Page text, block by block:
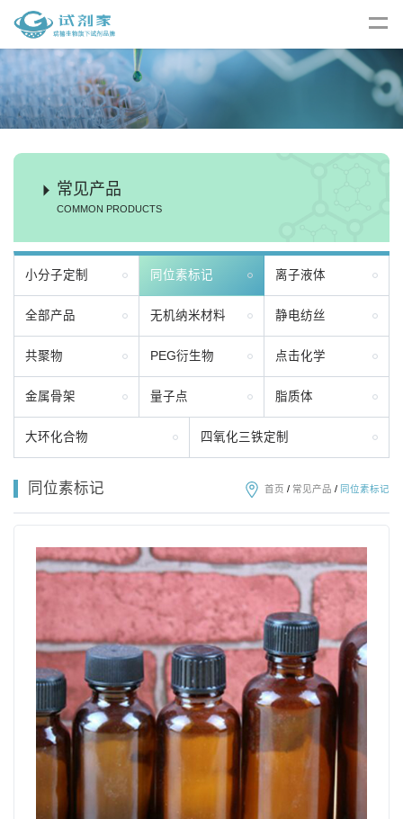
常见产品
COMMON PRODUCTS
小分子定制 同位素标记 离子液体
全部产品 无机纳米材料 静电纺丝
共聚物 PEG衍生物 点击化学
金属骨架 量子点 脂质体
大环化合物 四氧化三铁定制
同位素标记 首页 / 常见产品 / 同位素标记